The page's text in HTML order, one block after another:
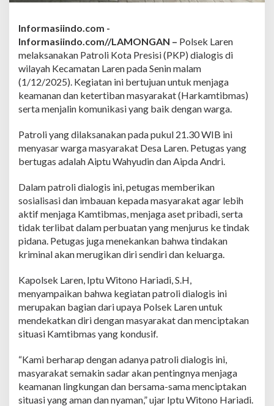
k
r
e
n
A
d
a
k
a
P
a
t
r
l
i
D
a
l
o
i
s
d
i
W
i
a
y
a
h
D
Informasiindo.com -
Informasiindo.com//LAMONGAN – Polsek Laren
melaksanakan Patroli Kota Presisi (PKP) dialogis di
wilayah Kecamatan Laren pada Senin malam
(1/12/2025). Kegiatan ini bertujuan untuk menjaga
keamanan dan ketertiban masyarakat (Harkamtibmas)
serta menjalin komunikasi yang baik dengan warga.
Patroli yang dilaksanakan pada pukul 21.30 WIB ini
menyasar warga masyarakat Desa Laren. Petugas yang
bertugas adalah Aiptu Wahyudin dan Aipda Andri.
Dalam patroli dialogis ini, petugas memberikan
sosialisasi dan imbauan kepada masyarakat agar lebih
aktif menjaga Kamtibmas, menjaga aset pribadi, serta
tidak terlibat dalam perbuatan yang menjurus ke tindak
pidana. Petugas juga menekankan bahwa tindakan
kriminal akan merugikan diri sendiri dan keluarga.
Kapolsek Laren, Iptu Witono Hariadi, S.H,
menyampaikan bahwa kegiatan patroli dialogis ini
merupakan bagian dari upaya Polsek Laren untuk
mendekatkan diri dengan masyarakat dan menciptakan
situasi Kamtibmas yang kondusif.
“Kami berharap dengan adanya patroli dialogis ini,
masyarakat semakin sadar akan pentingnya menjaga
keamanan lingkungan dan bersama-sama menciptakan
situasi yang aman dan nyaman,” ujar Iptu Witono Hariadi.